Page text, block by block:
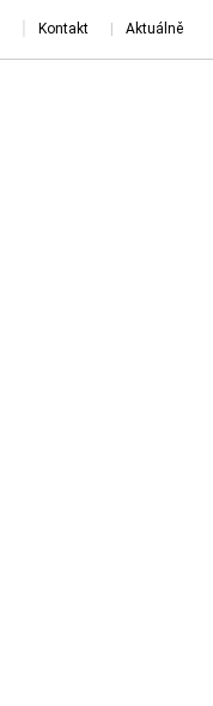
Kontakt Aktuálně